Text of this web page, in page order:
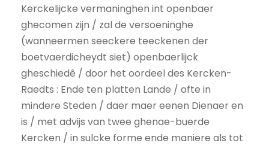
Kerckelijcke vermaninghen int openbaer
ghecomen zijn / zal de versoeninghe
(wanneermen seeckere teeckenen der
boetvaerdicheydt siet) openbaerlijck
gheschiedê / door het oordeel des Kercken-
Raedts : Ende ten platten Lande / ofte in
mindere Steden / daer maer eenen Dienaer en
is / met advijs van twee ghenae-buerde
Kercken / in sulcke forme ende maniere als tot